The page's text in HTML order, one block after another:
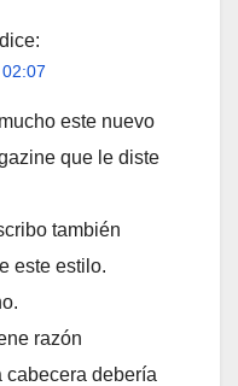
dice:
este nuevo
que le diste
también
este estilo.
razón
cabecera debería